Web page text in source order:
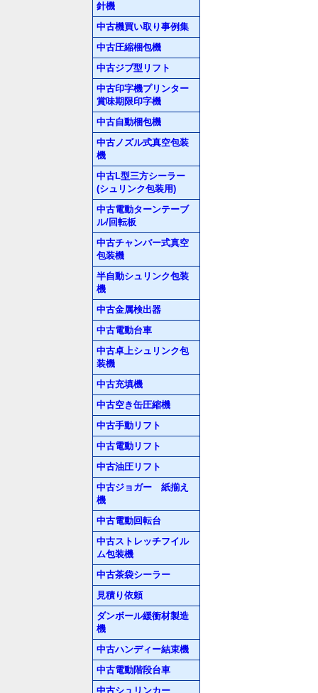
針機
中古機買い取り事例集
中古圧縮梱包機
中古ジブ型リフト
中古印字機プリンター
賞味期限印字機
中古自動梱包機
中古ノズル式真空包装
機
中古L型三方シーラー
(シュリンク包装用)
中古電動ターンテーブ
ル/回転板
中古チャンバー式真空
包装機
半自動シュリンク包装
機
中古金属検出器
中古電動台車
中古卓上シュリンク包
装機
中古充填機
中古空き缶圧縮機
中古手動リフト
中古電動リフト
中古油圧リフト
中古ジョガー 紙揃え
機
中古電動回転台
中古ストレッチフイル
ム包装機
中古茶袋シーラー
見積り依頼
ダンボール緩衝材製造
機
中古ハンディー結束機
中古電動階段台車
中古シュリンカー